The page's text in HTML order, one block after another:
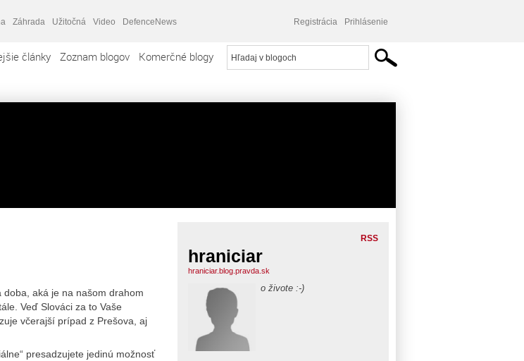
Záhrada Užitočná Video DefenceNews Registrácia Prihlásenie
články Zoznam blogov Komerčné blogy
aká je na našom drahom
Veď Slováci za to Vaše
včerajší prípad z Prešova, aj
presadzujete jedinú možnosť
RSS
hraniciar
hraniciar.blog.pravda.sk
o živote :-)